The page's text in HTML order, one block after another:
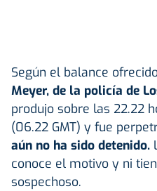
Según el balance
Meyer, de la policía de
produjo sobre las 22.22
(06.22 GMT) y fue
aún no ha sido detenido.
conoce el motivo y ni
sospechoso.